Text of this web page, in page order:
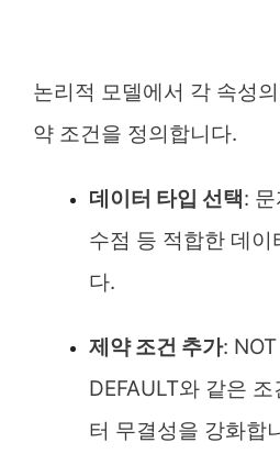
논리적 모델에서 각 속성
약 조건을 정의합니다.
데이터 타입 선택:
수점 등 적합한 데이
다.
제약 조건 추가:
DEFAULT와 같은
터 무결성을 강화합